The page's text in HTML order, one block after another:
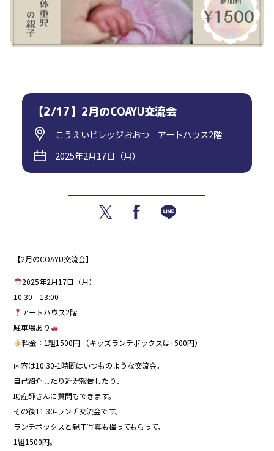
【2/17】2月のCOAYU交流会
こうえいビレッジおおつ アートハウス2階
2025年2月17日（月）
【2月のCOAYU交流会】
2025年2月17日（月）
10:30 – 13:00
アートハウス2階
駐車場あり
料金：1組1500円 （キッズランチボックスは+500円）
内容は10:30-1時間はいつものような交流会。
自己紹介したり近況報告したり、
助産師さんに質問もできます。
その後11:30-ランチ交流会です。
ランチボックスと親子写真も撮ってもらって、
1組1500円。